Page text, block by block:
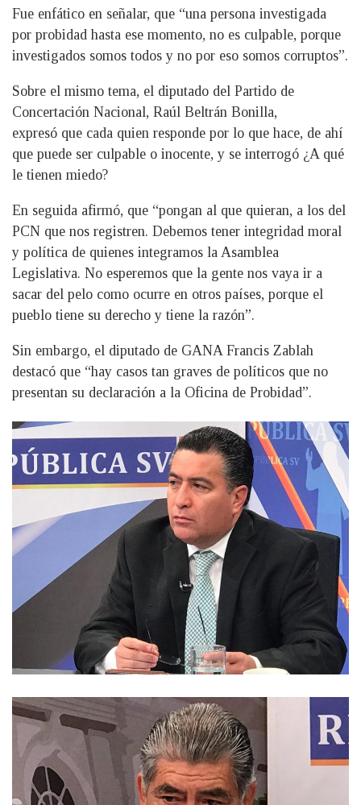
Fue enfático en señalar, que “una persona investigada
por probidad hasta ese momento, no es culpable, porque
investigados somos todos y no por eso somos corruptos”.
Sobre el mismo tema, el diputado del Partido de
Concertación Nacional, Raúl Beltrán Bonilla,
expresó que cada quien responde por lo que hace, de ahí
que puede ser culpable o inocente, y se interrogó ¿A qué
le tienen miedo?
En seguida afirmó, que “pongan al que quieran, a los del
PCN que nos registren. Debemos tener integridad moral
y política de quienes integramos la Asamblea
Legislativa. No esperemos que la gente nos vaya ir a
sacar del pelo como ocurre en otros países, porque el
pueblo tiene su derecho y tiene la razón”.
Sin embargo, el diputado de GANA Francis Zablah
destacó que “hay casos tan graves de políticos que no
presentan su declaración a la Oficina de Probidad”.